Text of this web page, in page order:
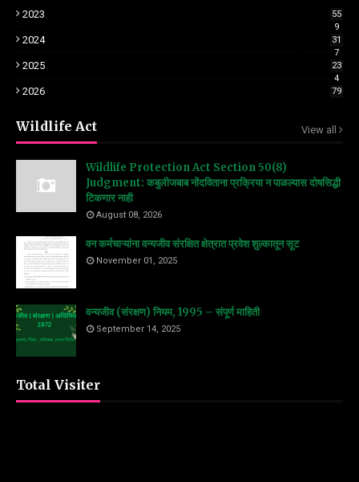
2023
55
9
2024
31
7
2025
23
4
2026 79
Wildlife Act View all
Wildlife Protection Act Section 50(8)
Judgment: कबुलीजबाब नोंदविताना प्रक्रिया न पाळल्यास दोषसिद्धी
टिकणार नाही
August 08, 2026
वन कर्मचाऱ्यांना वन्यजीव संरक्षित क्षेत्रात प्रवेश शुल्कातून सूट
November 01, 2025
वन्यजीव (संरक्षण) नियम, 1995 – संपूर्ण माहिती
September 14, 2025
Total Visiter